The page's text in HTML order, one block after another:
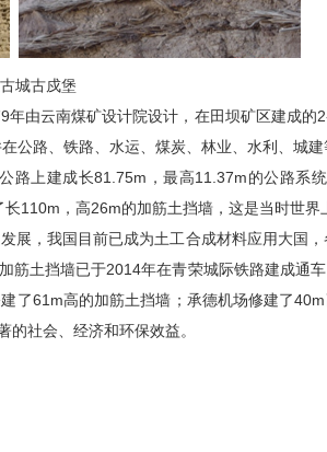
城古戍堡
由云南煤矿设计院设计，在田坝矿区建成
路、铁路、水运、煤炭、林业、水利、城
上建成长81.75m，最高11.37m的公路系
110m，高26m的加筋土挡墙，这是当时世界
，我国目前已成为土工合成材料应用大国
土挡墙已于2014年在青荣城际铁路建成通
61m高的加筋土挡墙；承德机场修建了
社会、经济和环保效益。